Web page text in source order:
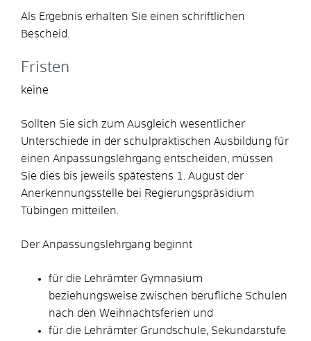
Als Ergebnis erhalten Sie einen schriftlichen
Bescheid.
Fristen
keine
Sollten Sie sich zum Ausgleich wesentlicher
Unterschiede in der schulpraktischen Ausbildung für
einen Anpassungslehrgang entscheiden, müssen
Sie dies bis jeweils spätestens 1. August der
Anerkennungsstelle bei Regierungspräsidium
Tübingen mitteilen.
Der Anpassungslehrgang beginnt
für die Lehrämter Gymnasium
beziehungsweise zwischen berufliche Schulen
nach den Weihnachtsferien und
für die Lehrämter Grundschule, Sekundarstufe